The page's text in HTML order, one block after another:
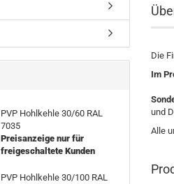
Die
Im
und
Alle
PVP Hohlkehle 30/60 RAL
7035
Preisanzeige nur für
freigeschaltete Kunden
PVP Hohlkehle 30/100 RAL